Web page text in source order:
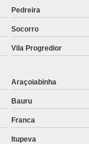
Pedreira
Socorro
Vila Progredior
Araçoiabinha
Bauru
Franca
Itupeva